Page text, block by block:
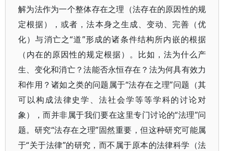
解为法作为一个整体存在之理（法存在的原因性的规
定根据），或者，法本身之生成、变动、完善（优
化）与消亡之“道”形成的诸条件结构所内嵌的根据
（内在的原因性的规定根据）。比如，法为什么产
生、变化和消亡？法能否永恒存在？法为何具有效力
和作用？诸如之类的问题属于“法存在之理”问题（其
可以构成法律史学、法社会学等等学科的讨论对
象），而并非属于我们要在这里专门讨论的“法理”问
题。研究“法存在之理”固然重要，但这种研究可能属
于“关于法律”的研究，而不属于原本的法律科学（法